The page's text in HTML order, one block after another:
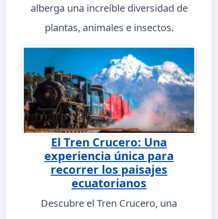
alberga una increíble diversidad de
plantas, animales e insectos.
El Tren Crucero: Una
experiencia única para
recorrer los paisajes
ecuatorianos
Descubre el Tren Crucero, una